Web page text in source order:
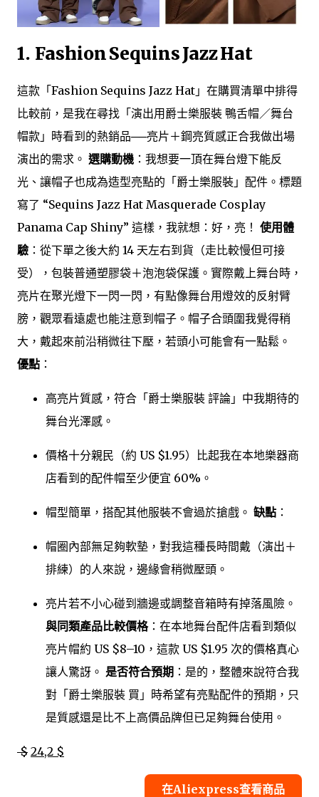
1. Fashion Sequins Jazz Hat
這款「Fashion Sequins Jazz Hat」在購買清單中排得
比較前，是我在尋找「演出用爵士樂服裝 鴨舌帽／舞台
帽款」時看到的熱銷品──亮片＋鋼亮質感正合我做出場
演出的需求。 選購動機 ：我想要一頂在舞台燈下能反
光、讓帽子也成為造型亮點的「爵士樂服裝」配件。標題
寫了 “Sequins Jazz Hat Masquerade Cosplay
Panama Cap Shiny” 這樣，我就想：好，亮！ 使用體
驗 ：從下單之後大約 14 天左右到貨（走比較慢但可接
受），包裝普通塑膠袋＋泡泡袋保護。實際戴上舞台時，
亮片在聚光燈下一閃一閃，有點像舞台用燈效的反射臂
膀，觀眾看遠處也能注意到帽子。帽子合頭圍我覺得稍
大，戴起來前沿稍微往下壓，若頭小可能會有一點鬆。
優點 ：
高亮片質感，符合「爵士樂服裝 評論」中我期待的
舞台光澤感。
價格十分親民（約 US $1.95）比起我在本地樂器商
店看到的配件帽至少便宜 60%。
帽型簡單，搭配其他服裝不會過於搶戲。 缺點 ：
帽圈內部無足夠軟墊，對我這種長時間戴（演出＋
排練）的人來說，邊緣會稍微壓頭。
亮片若不小心碰到牆邊或調整音箱時有掉落風險。
與同類產品比較價格：在本地舞台配件店看到類似
亮片帽約 US $8–10，這款 US $1.95 次的價格真心
讓人驚訝。 是否符合預期 ：是的，整體來說符合我
對「爵士樂服裝 買」時希望有亮點配件的預期，只
是質感還是比不上高價品牌但已足夠舞台使用。
$ 24,2 $
在Aliexpress查看商品